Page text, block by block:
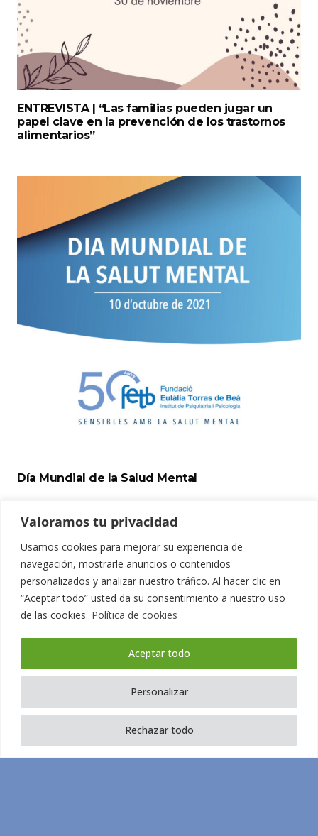
Valoramos tu privacidad
Usamos cookies para mejorar su experiencia de
navegación, mostrarle anuncios o contenidos
personalizados y analizar nuestro tráfico. Al hacer clic en
“Aceptar todo” usted da su consentimiento a nuestro uso
de las cookies. Política de cookies
Personalizar
Rechazar todo
Aceptar todo
ENTREVISTA | “Las familias pueden jugar un
papel clave en la prevención de los trastornos
alimentarios”
Día Mundial de la Salud Mental
Design by:Mustachecreative.com
Términos y condiciones